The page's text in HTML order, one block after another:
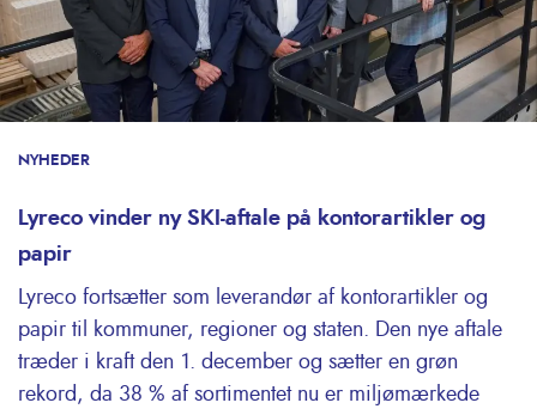
NYHEDER
Lyreco vinder ny SKI-aftale på kontorartikler og
papir
Lyreco fortsætter som leverandør af kontorartikler og
papir til kommuner, regioner og staten. Den nye aftale
træder i kraft den 1. december og sætter en grøn
rekord, da 38 % af sortimentet nu er miljømærkede